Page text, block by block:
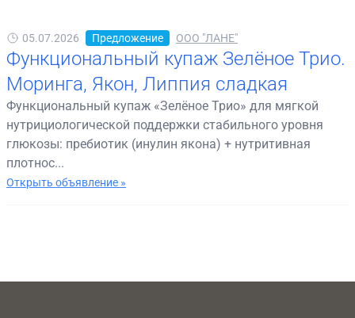
05.07.2026 Предложение ООО "ЛАНЕ"
Функциональный купаж Зелёное Трио.
Моринга, Якон, Липпия сладкая
Функциональный купаж «Зелёное Трио» для мягкой
нутрициологической поддержки стабильного уровня
глюкозы: пребиотик (инулин якона) + нутритивная
плотнос...
Открыть объявление »